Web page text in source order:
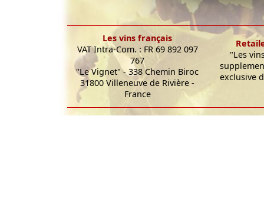
Les vins français
VAT Intra-Com. : FR 69 892 097
767
"Le Vignet" - 338 Chemin Biroc
31800 Villeneuve de Rivière -
France
"Les
exclusive